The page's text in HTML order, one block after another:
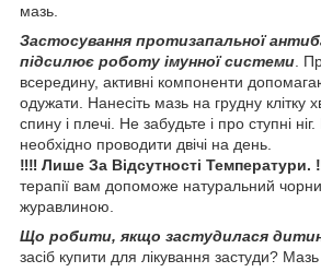
мазь.
Застосування протизапальної
підсилює роботу імунної системи .
всередину, активні компоненти
одужати. Нанесіть мазь на грудну клітку
спину і плечі. Не забудьте і про ступні
необхідно проводити двічі на день.
‼️‼️ Лише За Відсутності Температури.
терапії вам допоможе натуральний
журавлиною.
Що робити, якщо застудилася
засіб купити для лікування застуди?